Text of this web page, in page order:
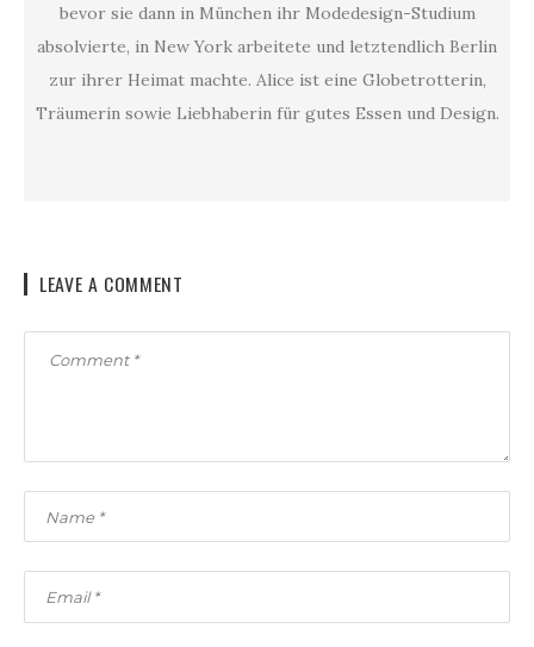
bevor sie dann in München ihr Modedesign-Studium
absolvierte, in New York arbeitete und letztendlich Berlin
zur ihrer Heimat machte. Alice ist eine Globetrotterin,
Träumerin sowie Liebhaberin für gutes Essen und Design.
LEAVE A COMMENT